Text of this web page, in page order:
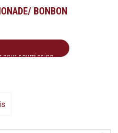
BONBON
pour soumission